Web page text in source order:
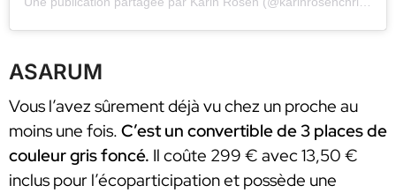
ASARUM
Vous l’avez sûrement déjà vu chez un proche au
moins une fois. C’est un convertible de 3 places de
couleur gris foncé. Il coûte 299 € avec 13,50 €
inclus pour l’écoparticipation et possède une